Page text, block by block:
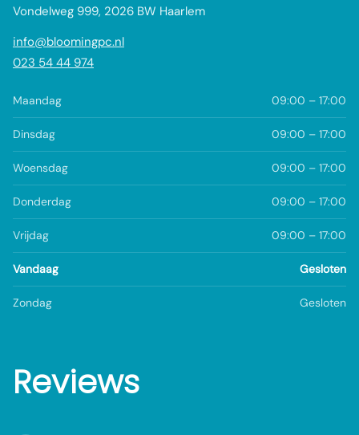
Vondelweg 999, 2026 BW Haarlem
info@bloomingpc.nl
023 54 44 974
Maandag 09:00 – 17:00
Dinsdag 09:00 – 17:00
Woensdag 09:00 – 17:00
Donderdag 09:00 – 17:00
Vrijdag 09:00 – 17:00
Vandaag Gesloten
Zondag Gesloten
Reviews